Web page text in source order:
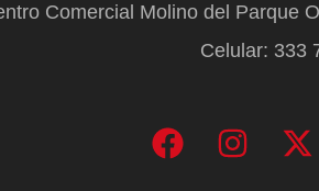
Comercial Molino del Parque
Celular: 333